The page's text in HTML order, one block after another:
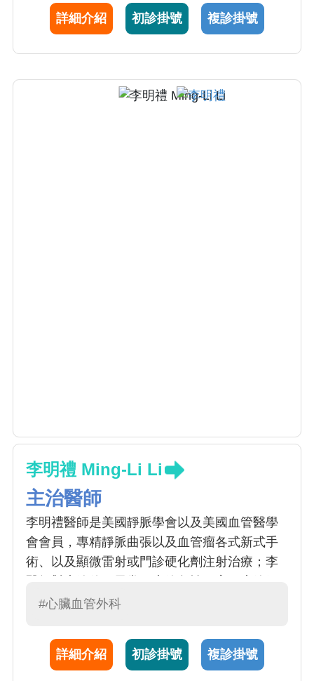
詳細介紹 初診掛號 複診掛號
李明禮 Ming-Li Li
主治醫師
李明禮醫師是美國靜脈學會以及美國血管醫學
會會員，專精靜脈曲張以及血管瘤各式新式手
術、以及顯微雷射或門診硬化劑注射治療；李
球擴張處理有獨到治療方式。李醫師在周邊動
傷口處理都有多年經驗。
#心臟血管外科
詳細介紹 初診掛號 複診掛號